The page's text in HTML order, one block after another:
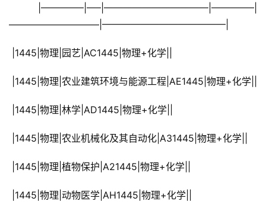
—————————–|—————————————|
|1445|物理|园艺|AC1445|物理+化学||
|1445|物理|农业建筑环境与能源工程|AE1445|物理+化学||
|1445|物理|林学|AD1445|物理+化学||
|1445|物理|农业机械化及其自动化|A31445|物理+化学||
|1445|物理|植物保护|A21445|物理+化学||
|1445|物理|动物医学|AH1445|物理+化学||